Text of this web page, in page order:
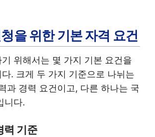
을 위한 기본 자격 요건
위해서는 몇 가지 기본 요건을
. 크게 두 가지 기준으로 나뉘는
과 경력 요건이고, 다른 하나는 국
니다.
력 기준